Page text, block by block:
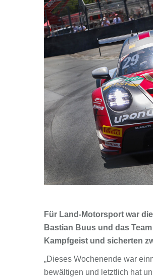
Für Land-Motorsport war
Bastian Buus und das
Kampfgeist und sicherten
„Dieses Wochenende war
bewältigen und letztlich hat